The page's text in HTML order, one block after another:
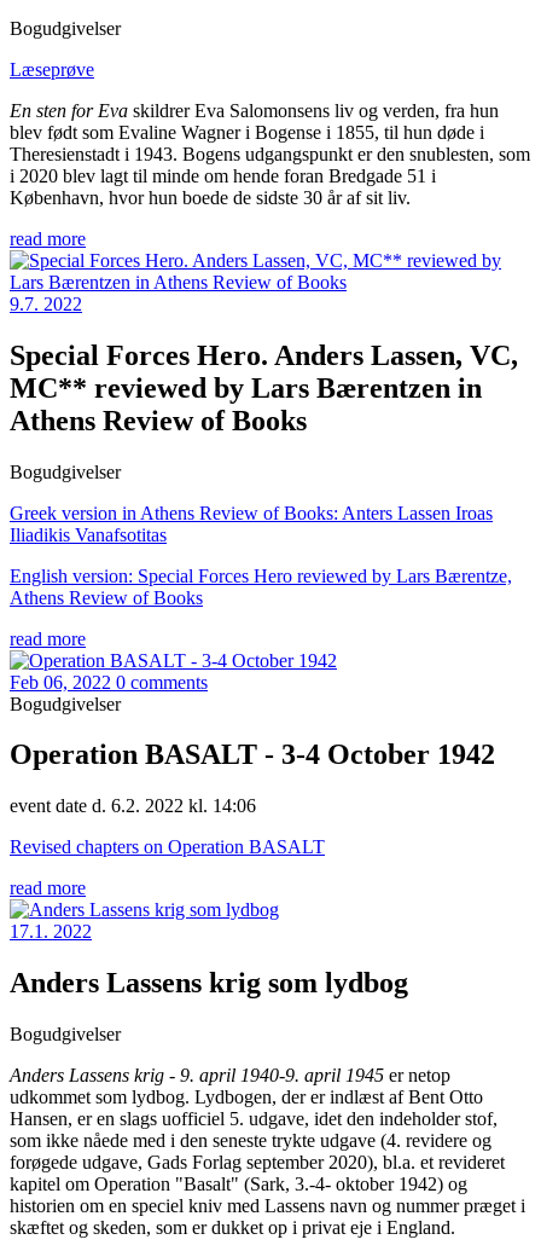
Bogudgivelser
Læseprøve
En sten for Eva skildrer Eva Salomonsens liv og verden, fra hun
blev født som Evaline Wagner i Bogense i 1855, til hun døde i
Theresienstadt i 1943. Bogens udgangspunkt er den snublesten, som
i 2020 blev lagt til minde om hende foran Bredgade 51 i
København, hvor hun boede de sidste 30 år af sit liv.
read more
9.7. 2022
Special Forces Hero. Anders Lassen, VC,
MC** reviewed by Lars Bærentzen in
Athens Review of Books
Bogudgivelser
Greek version in Athens Review of Books: Anters Lassen Iroas
Iliadikis Vanafsotitas
English version: Special Forces Hero reviewed by Lars Bærentze,
Athens Review of Books
read more
Feb 06, 2022 0 comments
Bogudgivelser
Operation BASALT - 3-4 October 1942
event date d. 6.2. 2022 kl. 14:06
Revised chapters on Operation BASALT
read more
17.1. 2022
Anders Lassens krig som lydbog
Bogudgivelser
Anders Lassens krig - 9. april 1940-9. april 1945 er netop
udkommet som lydbog. Lydbogen, der er indlæst af Bent Otto
Hansen, er en slags uofficiel 5. udgave, idet den indeholder stof,
som ikke nåede med i den seneste trykte udgave (4. revidere og
forøgede udgave, Gads Forlag september 2020), bl.a. et revideret
kapitel om Operation "Basalt" (Sark, 3.-4- oktober 1942) og
historien om en speciel kniv med Lassens navn og nummer præget i
skæftet og skeden, som er dukket op i privat eje i England.